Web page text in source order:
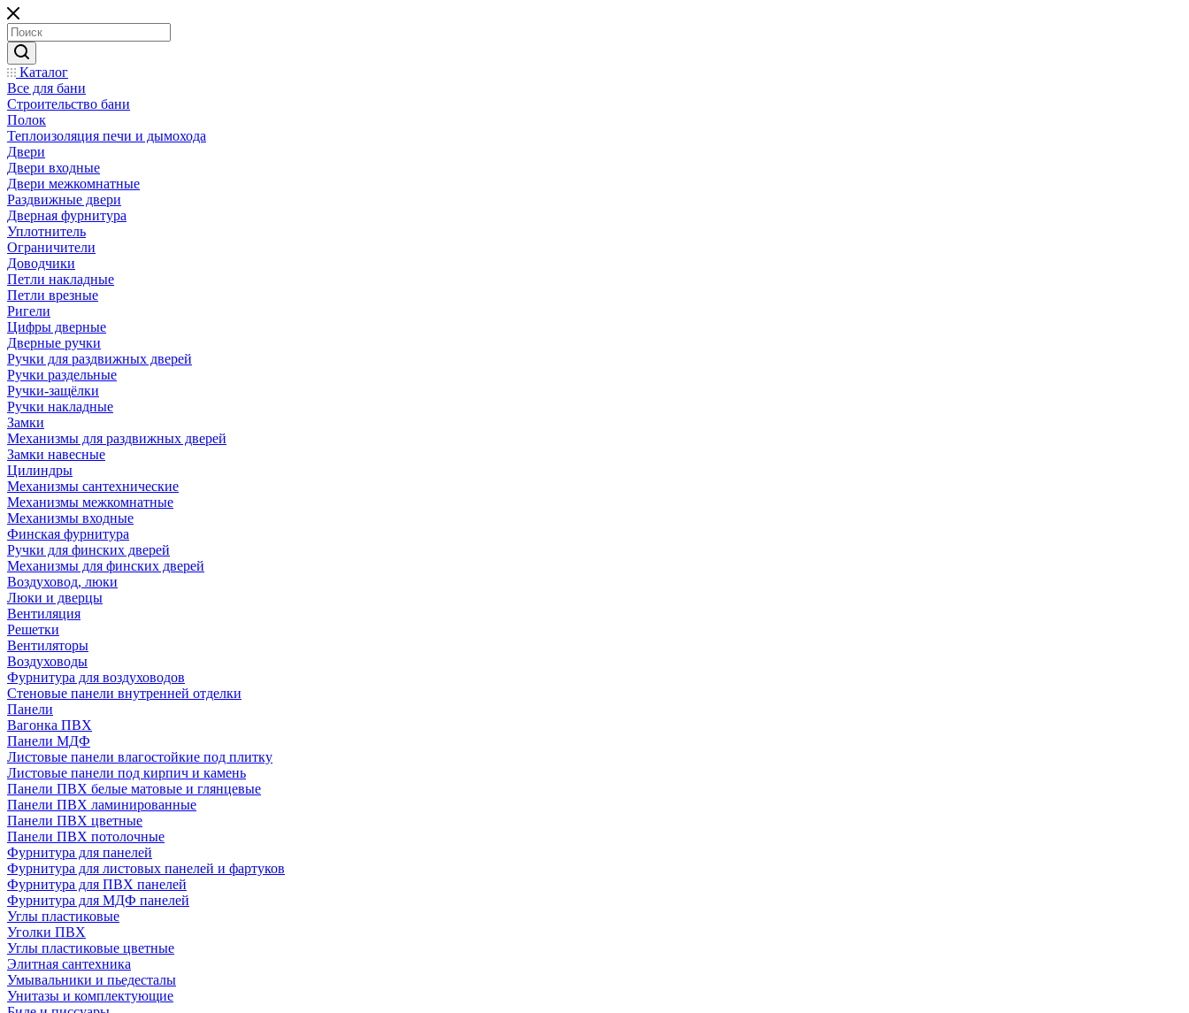
Каталог
Все для бани
Строительство бани
Полок
Теплоизоляция печи и дымохода
Двери
Двери входные
Двери межкомнатные
Раздвижные двери
Дверная фурнитура
Уплотнитель
Ограничители
Доводчики
Петли накладные
Петли врезные
Ригели
Цифры дверные
Дверные ручки
Ручки для раздвижных дверей
Ручки раздельные
Ручки-защёлки
Ручки накладные
Замки
Механизмы для раздвижных дверей
Замки навесные
Цилиндры
Механизмы сантехнические
Механизмы межкомнатные
Механизмы входные
Финская фурнитура
Ручки для финских дверей
Механизмы для финских дверей
Воздуховод, люки
Люки и дверцы
Вентиляция
Решетки
Вентиляторы
Воздуховоды
Фурнитура для воздуховодов
Стеновые панели внутренней отделки
Панели
Вагонка ПВХ
Панели МДФ
Листовые панели влагостойкие под плитку
Листовые панели под кирпич и камень
Панели ПВХ белые матовые и глянцевые
Панели ПВХ ламинированные
Панели ПВХ цветные
Панели ПВХ потолочные
Фурнитура для панелей
Фурнитура для листовых панелей и фартуков
Фурнитура для ПВХ панелей
Фурнитура для МДФ панелей
Углы пластиковые
Уголки ПВХ
Углы пластиковые цветные
Элитная сантехника
Умывальники и пьедесталы
Унитазы и комплектующие